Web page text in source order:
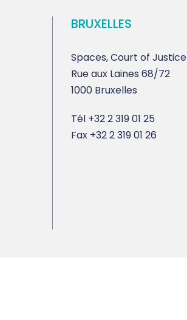
BRUXELLES
Spaces, Court of Justice
Rue aux Laines 68/72
1000 Bruxelles
Tél +32 2 319 01 25
Fax +32 2 319 01 26